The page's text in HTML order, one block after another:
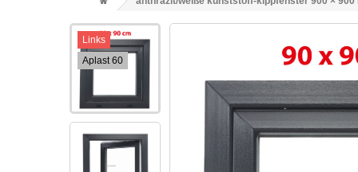
Links
Aplast 60